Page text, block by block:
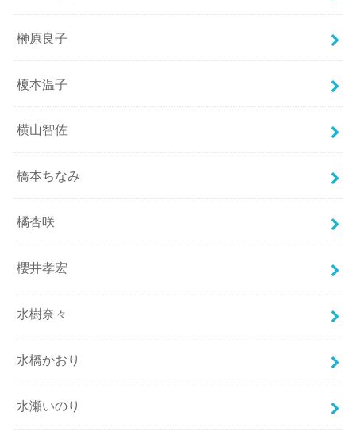
榊原良子
榎本温子
横山智佐
橋本ちなみ
橘杏咲
櫻井孝宏
水樹奈々
水橋かおり
水瀬いのり